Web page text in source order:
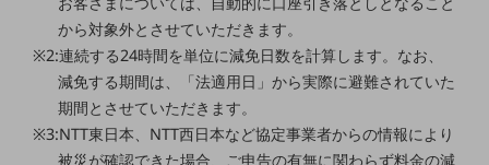
地域共創・地方創生
セキュリティ対策
遠隔監視
顧客体験（CX）改善
から対象外とさせていただきます。
※2:連続する24時間を単位に減免日数を計算します。なお、
減免する期間は、「法適用日」から実際に避難されていた
期間とさせていただきます。
※3:NTT東日本、NTT西日本など協定事業者からの情報により
被災が確認できた場合、ご申告の有無に関わらず料金の減